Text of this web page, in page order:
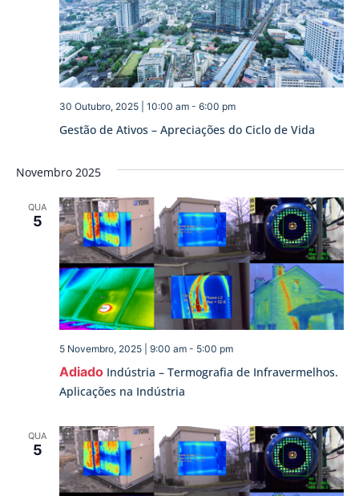
Gestão de Ativos – Apreciações do Ciclo de Vida
30 Outubro, 2025 | 10:00 am- 6:00 pm
Novembro 2025
QUA
5
Adiado Indústria – Termografia de Infravermelhos.
Aplicações na Indústria
5 Novembro, 2025 | 9:00 am- 5:00 pm
QUA
5